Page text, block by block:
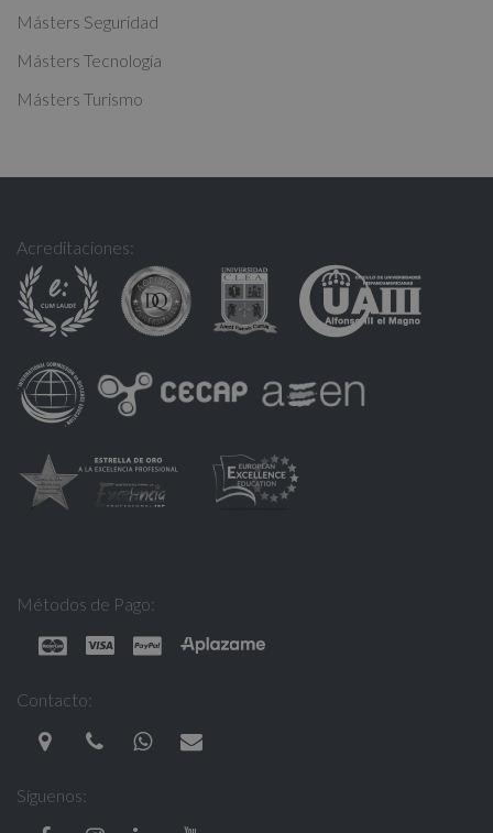
Másters Seguridad
Másters Tecnología
Másters Turismo
Acreditaciones:
Métodos de Pago:
Contacto:
Síguenos: